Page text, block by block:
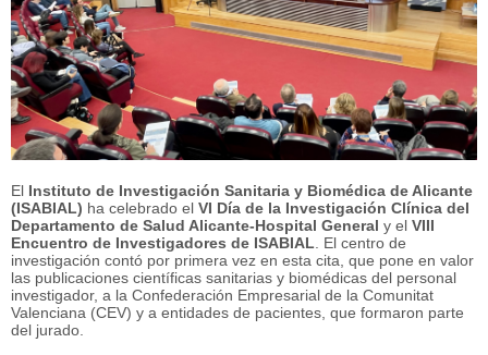
El Instituto de Investigación Sanitaria y Biomédica de Alicante
(ISABIAL) ha celebrado el VI Día de la Investigación Clínica del
Departamento de Salud Alicante-Hospital General y el VIII
Encuentro de Investigadores de ISABIAL . El centro de
investigación contó por primera vez en esta cita, que pone en valor
las publicaciones científicas sanitarias y biomédicas del personal
investigador, a la Confederación Empresarial de la Comunitat
Valenciana (CEV) y a entidades de pacientes, que formaron parte
del jurado.